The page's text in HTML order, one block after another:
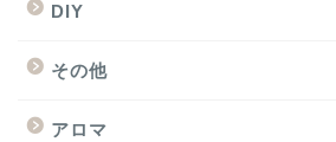
DIY
その他
アロマ